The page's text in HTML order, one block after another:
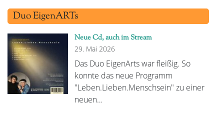
Duo EigenARTs
Neue Cd, auch im Stream
29. Mai 2026
Das Duo EigenArts war fleißig. So
konnte das neue Programm
"Leben.Lieben.Menschsein" zu einer
neuen…